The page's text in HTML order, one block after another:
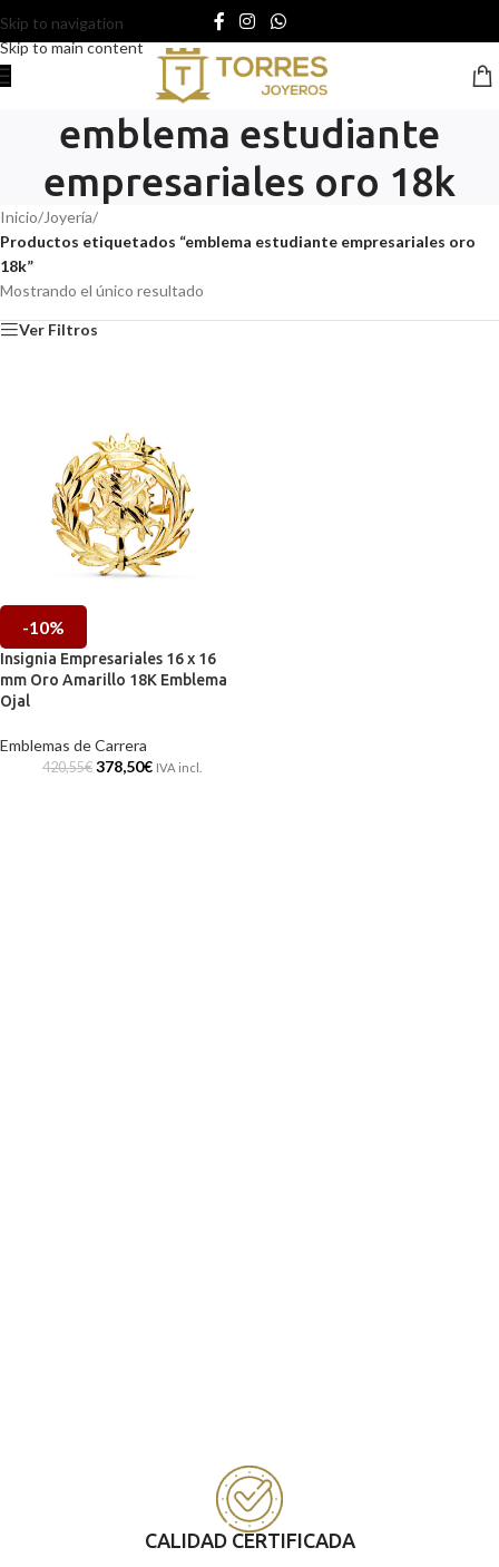
Skip to navigation
Skip to main content
emblema estudiante
empresariales oro 18k
Inicio/Joyería/
Productos etiquetados “emblema estudiante empresariales oro
18k”
Mostrando el único resultado
Ver Filtros
-10%
Insignia Empresariales 16 x 16
mm Oro Amarillo 18K Emblema
Ojal
Emblemas de Carrera
420,55€ 378,50€ IVA incl.
CALIDAD CERTIFICADA